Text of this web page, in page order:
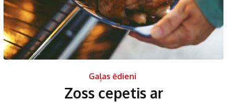
Gaļas ēdieni
Zoss cepetis ar